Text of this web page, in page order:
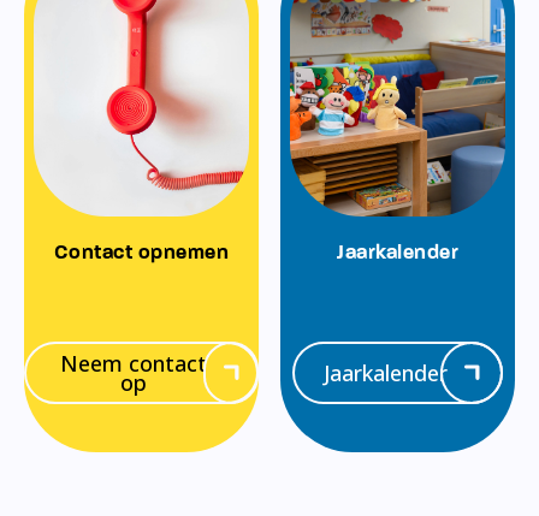
Contact opnemen
Neem contact
op
Jaarkalender
Jaarkalender